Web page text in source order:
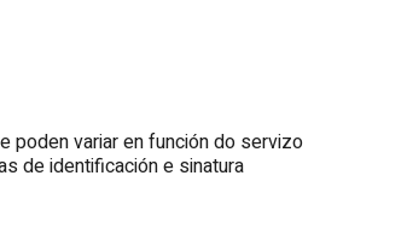
poden variar en función do servizo
de identificación e sinatura